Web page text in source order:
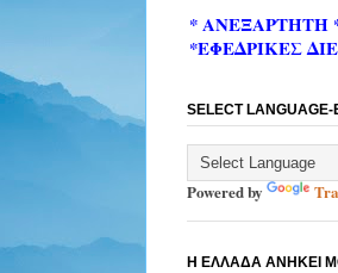
* ΑΝΕΞΑΡΤΗΤΗ
*ΕΦΕΔΡΙΚΕΣ
SELECT
Powered by
Η ΕΛΛΑΔΑ ΑΝΗΚΕΙ